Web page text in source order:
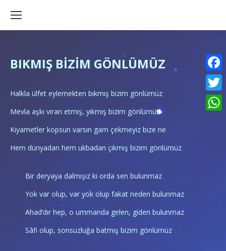
BIKMIŞ BİZİM GÖNLÜMÜZ
Halkla ülfet eylemekten bıkmış bizim gönlümüz
Mevla aşkı viran etmiş, yıkmış bizim gönlümüz
Kıyametler kopsun varsın gam çekmeyiz bize ne
Hem dünyadan hem ukbadan çıkmış bizim gönlümüz
Bir deryaya dalmışız ki orda sen bulunmaz
Yok var olup, var yok olup fakat neden bulunmaz
Ahad’dır hep, o ummanda gelen, giden bulunmaz
Sâfi olup, sonsuzluğa batmış bizim gönlümüz